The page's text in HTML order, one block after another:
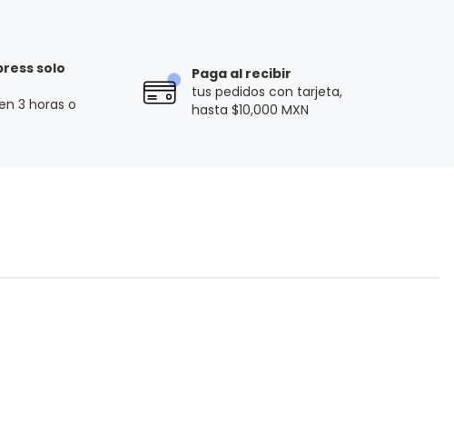
solo
3 horas o
Paga al recibir
tus pedidos con tarjeta,
hasta $10,000 MXN